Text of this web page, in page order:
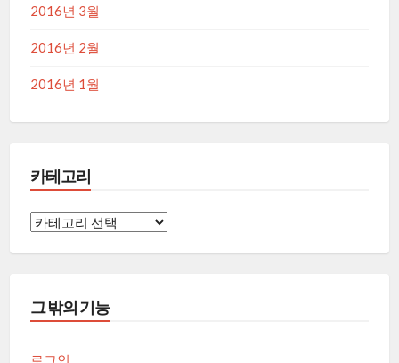
2016년 3월
2016년 2월
2016년 1월
카테고리
카
그 밖의 기능
로그인